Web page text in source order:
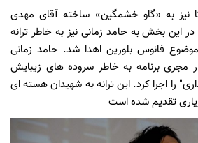
نیز به «گاو خشمگین» ساخته آقای مهدی
این بخش به حامد زمانی نیز به خاطر ترانه
فانوس بلورین اهدا شد. حامد زمانی
برنامه به خاطر سروده های زیبایش
را اجرا کرد. این ترانه به شهیدان هسته ای
تقدیم شده است